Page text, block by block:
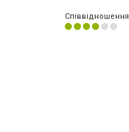
Співвідношення